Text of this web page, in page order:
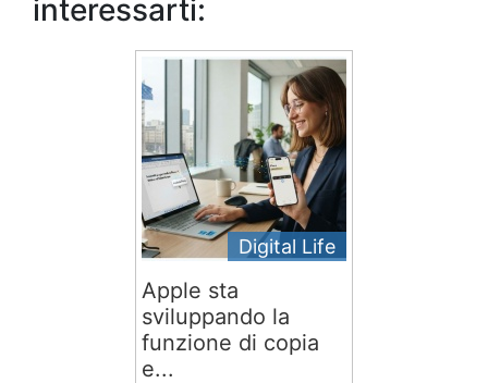
interessarti:
Digital Life
Apple sta
sviluppando la
funzione di copia
e...